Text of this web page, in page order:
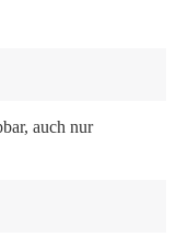
, auch nur